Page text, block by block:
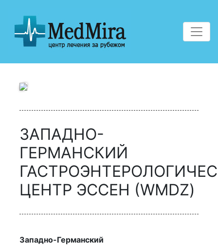
Меню
ЗАПАДНО-
ГЕРМАНСКИЙ
ЦЕНТР ЭССЕН (WMDZ)
Западно-Германский